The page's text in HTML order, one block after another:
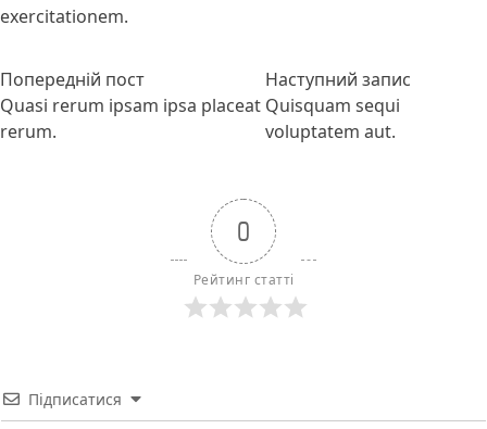
exercitationem.
Навігація
записів
Попередній постПопередній запис:
Quasi rerum ipsam ipsa placeat
rerum.
Наступний запис
Quisquam sequi
voluptatem aut.
0
Рейтинг статті
Підписатися